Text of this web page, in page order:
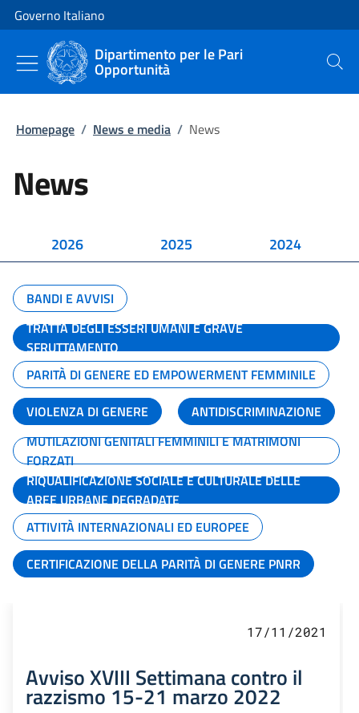
Vai al contenuto
Vai alla navigazione del sito
Governo Italiano
Dipartimento per le Pari
Opportunità Cerca
Homepage / News e media / News
News
2026 2025 2024
BANDI E AVVISI
TRATTA DEGLI ESSERI UMANI E GRAVE
SFRUTTAMENTO
PARITÀ DI GENERE ED EMPOWERMENT FEMMINILE
VIOLENZA DI GENERE
ANTIDISCRIMINAZIONE
MUTILAZIONI GENITALI FEMMINILI E MATRIMONI
FORZATI
RIQUALIFICAZIONE SOCIALE E CULTURALE DELLE
AREE URBANE DEGRADATE
ATTIVITÀ INTERNAZIONALI ED EUROPEE
CERTIFICAZIONE DELLA PARITÀ DI GENERE PNRR
17/11/2021
Avviso XVIII Settimana contro il
razzismo 15-21 marzo 2022